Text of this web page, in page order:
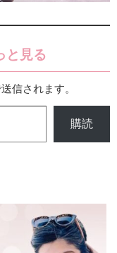
と見る
信されます。
購読